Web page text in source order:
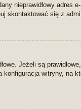
nieprawidłowy adres
skontaktować się z
Jeżeli są
witryny, na